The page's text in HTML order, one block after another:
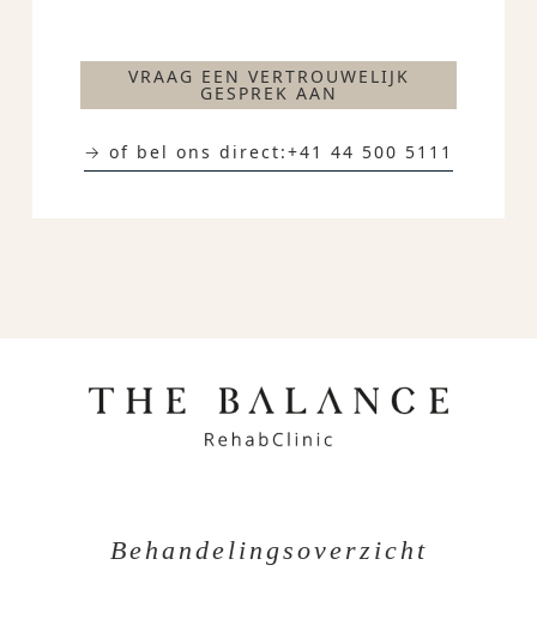
VRAAG EEN VERTROUWELIJK
GESPREK AAN
→ of bel ons direct:+41 44 500 5111
Behandelingsoverzicht